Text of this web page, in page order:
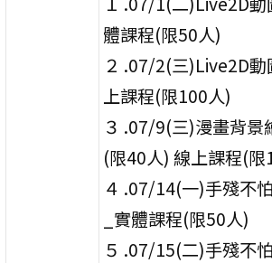
體課程(限50人)
２ .07/2(三)Live2D
上課程(限100人)
３ .07/9(三)漫畫背景
(限40人) 線上課程(限
４ .07/14(一)手殘不
_實體課程(限50人)
５ .07/15(二)手殘不